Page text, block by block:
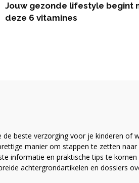
Jouw gezonde lifestyle begint
deze 6 vitamines
beste verzorging voor je kinderen of
manier om stappen te zetten naar
informatie en praktische tips te komen
achtergrondartikelen en dossiers